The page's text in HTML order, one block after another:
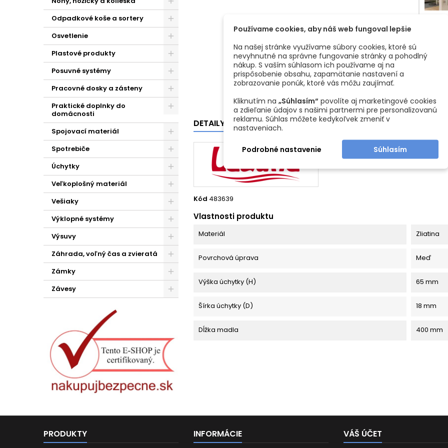
Odpadkové koše a sortery
Osvetlenie
Plastové produkty
Posuvné systémy
Pracovné dosky a zásteny
Praktické doplnky do
domácnosti
Spojovací materiál
Spotrebiče
Úchytky
Veľkoplošný materiál
Vešiaky
Výklopné systémy
Výsuvy
Záhrada, voľný čas a zvieratá
Zámky
Závesy
pre
DETAILY PRODUKTU
Kód 483639
Vlastnosti produktu
Materiál Zliatina
Povrchová úprava Meď
Výška úchytky (H) 65 mm
Šírka úchytky (D) 18 mm
Dĺžka madla 400 mm
PRODUKTY INFORMÁCIE VÁŠ ÚČET
Používame cookies, aby náš web fungoval lepšie
Na našej stránke využívame súbory cookies, ktoré sú
nevyhnutné na správne fungovanie stránky a pohodlný
nákup. S vaším súhlasom ich používame aj na
prispôsobenie obsahu, zapamätanie nastavení a
zobrazovanie ponúk, ktoré vás môžu zaujímať.
Kliknutím na „Súhlasím“ povolíte aj marketingové cookies
a zdieľanie údajov s našimi partnermi pre personalizovanú
reklamu. Súhlas môžete kedykoľvek zmeniť v
nastaveniach.
Podrobné nastavenie Súhlasím